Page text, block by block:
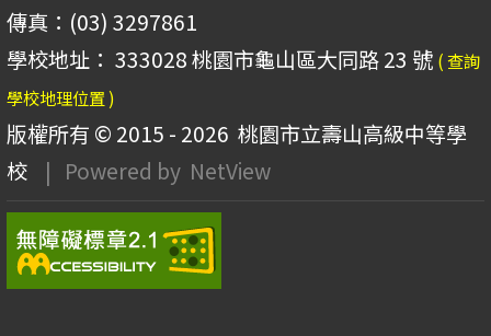
傳真：(03) 3297861
學校地址： 333028 桃園市龜山區大同路 23 號 ( 查詢
學校地理位置 )
版權所有 © 2015 - 2026 桃園市立壽山高級中等學
校
| Powered by NetView